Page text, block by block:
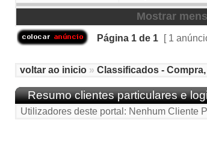
Mostrar
Página 1 de 1 [ 1
voltar ao inicio » Classificados -
Resumo clientes particulares e
Utilizadores deste portal: Nenhum Cliente